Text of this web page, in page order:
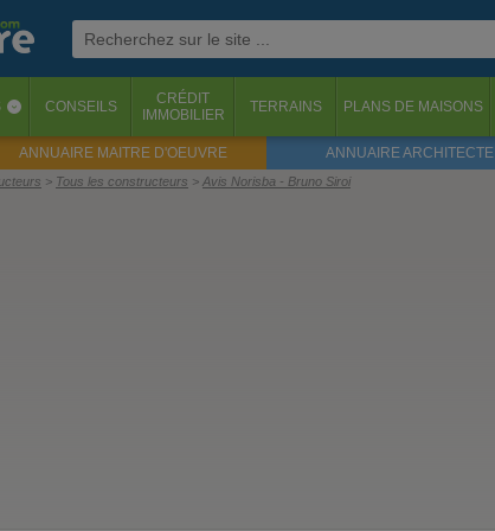
‹ CONSEILS
CRÉDIT
IMMOBILIER
TERRAINS PLANS DE MAISONS
ANNUAIRE MAITRE D'OEUVRE ANNUAIRE ARCHITECTE
Tous les constructeurs Avis Norisba - Bruno Siroi